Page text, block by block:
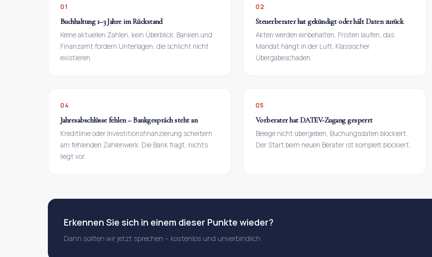
01
Buchhaltung 1–3 Jahre im Rückstand
Keine aktuellen Zahlen, kein Überblick. Banken und
Finanzamt fordern Unterlagen, die schlicht nicht
existieren.
02
Steuerberater hat gekündigt oder hält Daten zurück
Akten werden einbehalten, Fristen laufen, das
Mandat hängt in der Luft. Klassischer
Übergabeschaden.
04
Jahresabschlüsse fehlen – Bankgespräch steht an
Kreditlinie oder Investitionsfinanzierung scheitern
am fehlenden Zahlenwerk. Die Bank fragt, nichts
liegt vor.
05
Vorberater hat DATEV-Zugang gesperrt
Belege nicht übergeben, Buchungsdaten blockiert.
Der Start beim neuen Berater ist komplett blockiert.
Erkennen Sie sich in einem dieser Punkte wieder?
Dann sollten wir jetzt sprechen – kostenlos und unverbindlich.